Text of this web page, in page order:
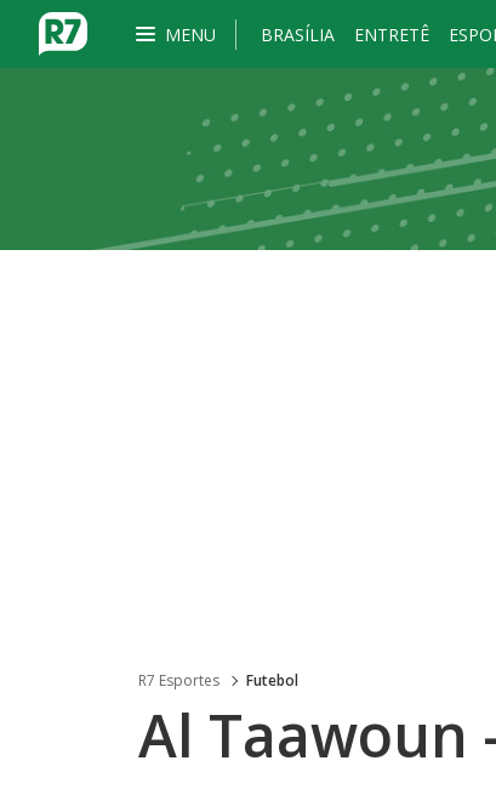
MENU BRASÍLIA ENTRETÊ
R7 Esportes Futebol
Al Taawoun